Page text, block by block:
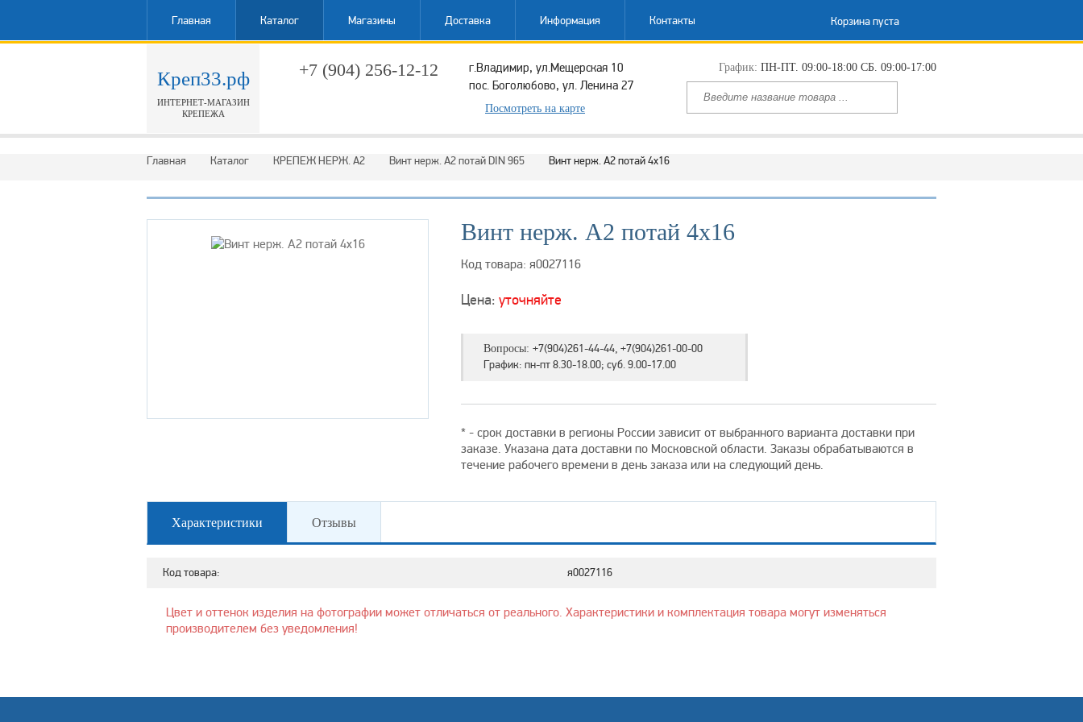
Главная Каталог Магазины Доставка Информация Контакты Корзина пуста
Креп33.рф
ИНТЕРНЕТ-МАГАЗИН
КРЕПЕЖА
+7 (904) 256-12-12
г.Владимир, ул.Мещерская 10
пос. Боголюбово, ул. Ленина 27
Посмотреть на карте
График: ПН-ПТ. 09:00-18:00 СБ. 09:00-17:00
Главная Каталог КРЕПЕЖ НЕРЖ. А2 Винт нерж. А2 потай DIN 965 Винт нерж. А2 потай 4х16
Винт нерж. А2 потай 4х16
Код товара: я0027116
Цена: уточняйте
Вопросы: +7(904)261-44-44, +7(904)261-00-00
График: пн-пт 8.30-18.00; суб. 9.00-17.00
* - срок доставки в регионы России зависит от выбранного варианта доставки при
заказе. Указана дата доставки по Московской области. Заказы обрабатываются в
течение рабочего времени в день заказа или на следующий день.
Характеристики Отзывы
Код товара: я0027116
Цвет и оттенок изделия на фотографии может отличаться от реального. Характеристики и комплектация товара могут изменяться
производителем без уведомления!